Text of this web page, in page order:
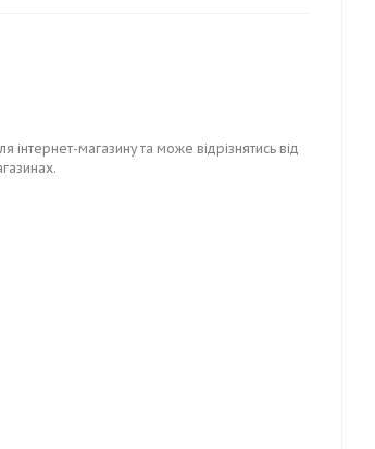
інтернет-магазину та може відрізнятись від